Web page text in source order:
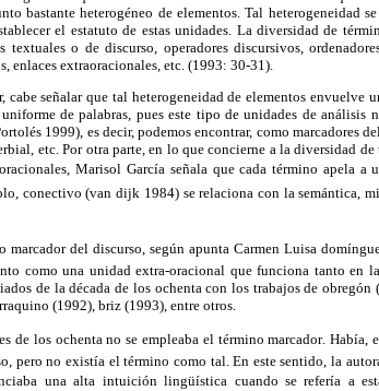
bastante heterogéneo de elementos. Tal heterogeneidad
el estatuto de estas unidades. La diversidad de
textuales o de discurso, operadores discursivos,
enlaces extraoracionales, etc. (1993: 30-31).
cabe señalar que tal heterogeneidad de elementos envuelve
de palabras, pues este tipo de unidades de análisis
1999), es decir, podemos encontrar, como marcadores
etc. Por otra parte, en lo que concierne a la diversidad
Marisol García señala que cada término apela
conectivo (van dijk 1984) se relaciona con la semántica,
marcador del discurso, según apunta Carmen Luisa
como una unidad extra-oracional que funciona tanto en
de la década de los ochenta con los trabajos de
(1992), briz (1993), entre otros.
de los ochenta no se empleaba el término marcador.
pero no existía el término como tal. En este sentido, la
una alta intuición lingüística cuando se refería a